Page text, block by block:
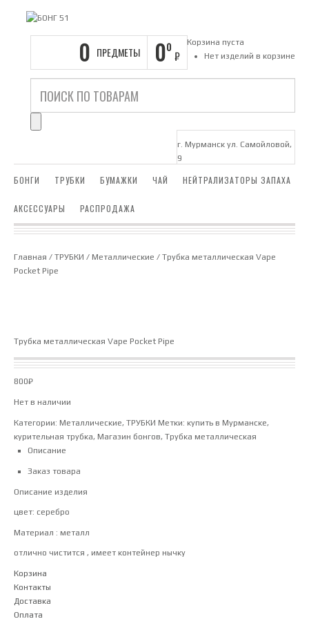
0 ПРЕДМЕТЫ 00
₽
Корзина пуста
Нет изделий в корзине
г. Мурманск ул. Самойловой,
9
БОНГИ ТРУБКИ БУМАЖКИ ЧАЙ НЕЙТРАЛИЗАТОРЫ ЗАПАХА
АКСЕССУАРЫ РАСПРОДАЖА
Главная / ТРУБКИ / Металлические / Трубка металлическая Vape
Pocket Pipe
Трубка металлическая Vape Pocket Pipe
800₽
Нет в наличии
Категории: Металлические, ТРУБКИ Метки: купить в Мурманске,
курительная трубка, Магазин бонгов, Трубка металлическая
Описание
Заказ товара
Описание изделия
цвет: серебро
Материал : металл
отлично чистится , имеет контейнер нычку
Корзина
Контакты
Доставка
Оплата